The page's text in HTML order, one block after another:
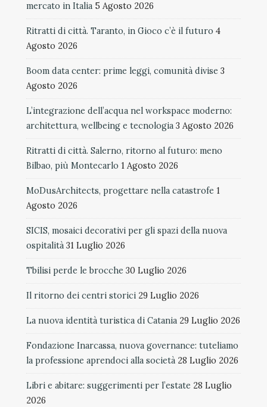
mercato in Italia 5 Agosto 2026
Ritratti di città. Taranto, in Gioco c’è il futuro 4
Agosto 2026
Boom data center: prime leggi, comunità divise 3
Agosto 2026
L’integrazione dell’acqua nel workspace moderno:
architettura, wellbeing e tecnologia 3 Agosto 2026
Ritratti di città. Salerno, ritorno al futuro: meno
Bilbao, più Montecarlo 1 Agosto 2026
MoDusArchitects, progettare nella catastrofe 1
Agosto 2026
SICIS, mosaici decorativi per gli spazi della nuova
ospitalità 31 Luglio 2026
Tbilisi perde le brocche 30 Luglio 2026
Il ritorno dei centri storici 29 Luglio 2026
La nuova identità turistica di Catania 29 Luglio 2026
Fondazione Inarcassa, nuova governance: tuteliamo
la professione aprendoci alla società 28 Luglio 2026
Libri e abitare: suggerimenti per l’estate 28 Luglio
2026